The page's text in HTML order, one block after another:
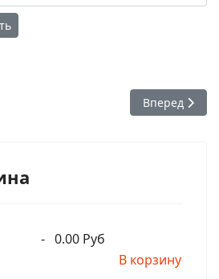
деви даси. Санкт-Следующий:
Вперед
- 0.00 Руб
В корзину